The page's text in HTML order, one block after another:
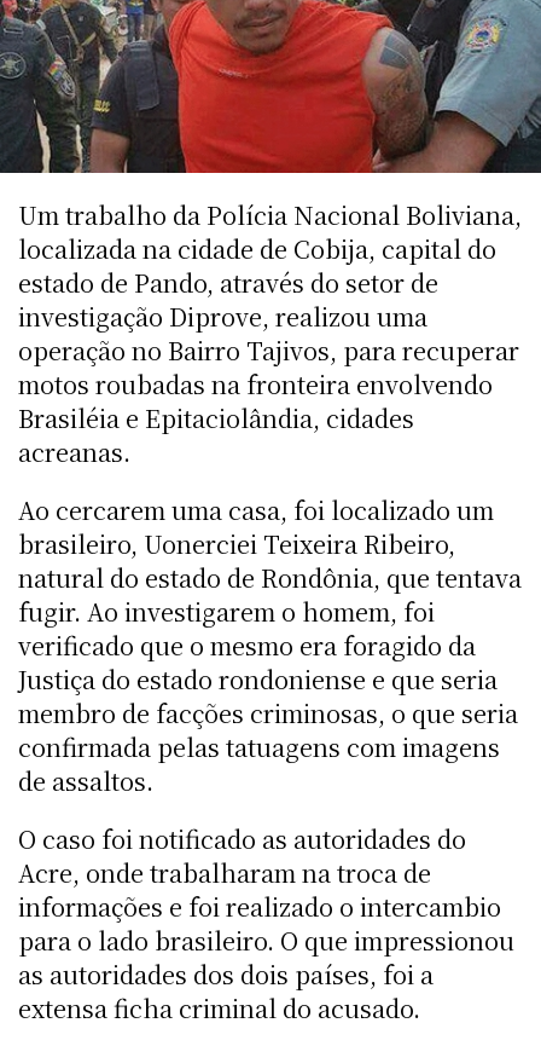
Um trabalho da Polícia Nacional Boliviana,
localizada na cidade de Cobija, capital do
estado de Pando, através do setor de
investigação Diprove, realizou uma
operação no Bairro Tajivos, para recuperar
motos roubadas na fronteira envolvendo
Brasiléia e Epitaciolândia, cidades
acreanas.
Ao cercarem uma casa, foi localizado um
brasileiro, Uonerciei Teixeira Ribeiro,
natural do estado de Rondônia, que tentava
fugir. Ao investigarem o homem, foi
verificado que o mesmo era foragido da
Justiça do estado rondoniense e que seria
membro de facções criminosas, o que seria
confirmada pelas tatuagens com imagens
de assaltos.
O caso foi notificado as autoridades do
Acre, onde trabalharam na troca de
informações e foi realizado o intercambio
para o lado brasileiro. O que impressionou
as autoridades dos dois países, foi a
extensa ficha criminal do acusado.